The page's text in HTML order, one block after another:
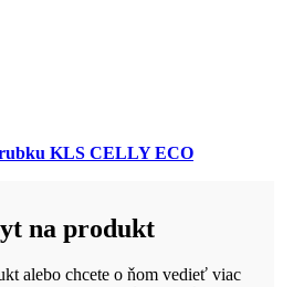
KLS CELLY ECO
na produkt
alebo chcete o ňom vedieť viac